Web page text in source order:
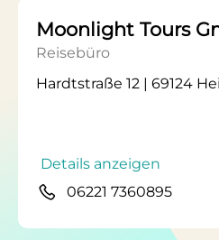
Moonlight Tours
Reisebüro
Hardtstraße 12 | 69124
Details anzeigen
06221 7360895